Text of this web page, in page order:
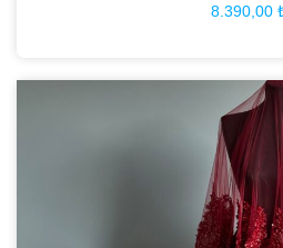
8.390,00